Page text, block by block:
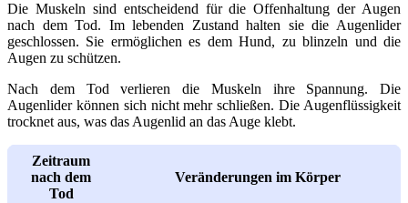
Die Muskeln sind entscheidend für die Offenhaltung der Augen
nach dem Tod. Im lebenden Zustand halten sie die Augenlider
geschlossen. Sie ermöglichen es dem Hund, zu blinzeln und die
Augen zu schützen.
Nach dem Tod verlieren die Muskeln ihre Spannung. Die
Augenlider können sich nicht mehr schließen. Die Augenflüssigkeit
trocknet aus, was das Augenlid an das Auge klebt.
Zeitraum
nach dem
Tod
Veränderungen im Körper